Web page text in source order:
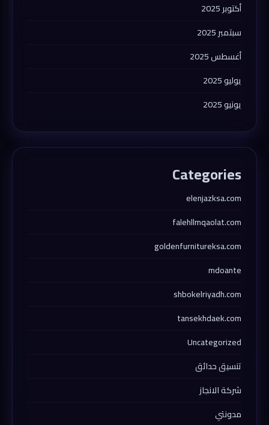
أكتوبر 2025
سبتمبر 2025
أغسطس 2025
يوليو 2025
يونيو 2025
Categories
elenjazksa.com
falehllmqaolat.com
goldenfurnitureksa.com
mdoante
shbokelriyadh.com
tansekhdaek.com
Uncategorized
تنسيق حدائق
شركة الانجاز
مدونتي